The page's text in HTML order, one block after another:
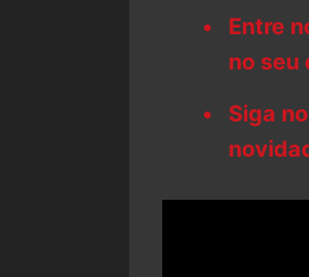
Entre
no seu
Siga